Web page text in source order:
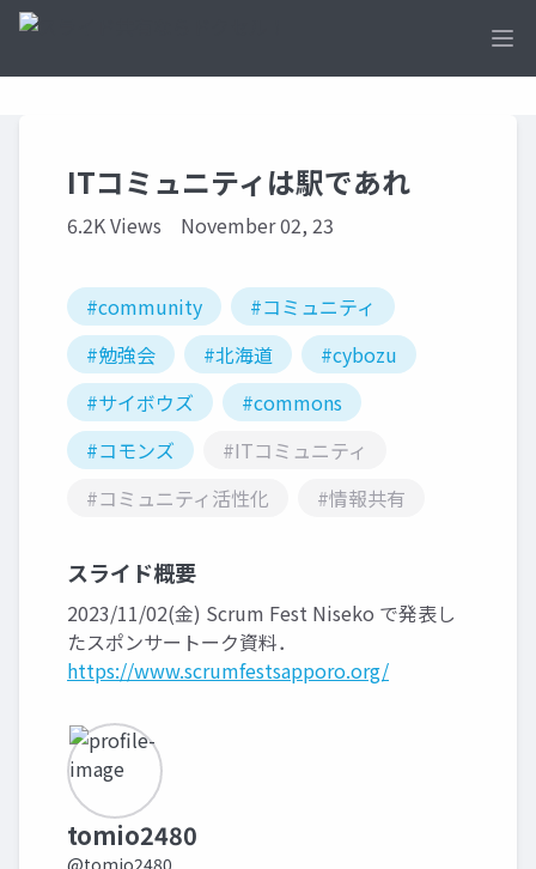
ITコミュニティは駅であれ
6.2K Views November 02, 23
#community
#コミュニティ
#勉強会
#北海道
#cybozu
#サイボウズ
#commons
#コモンズ
#ITコミュニティ
#コミュニティ活性化
#情報共有
スライド概要
2023/11/02(金) Scrum Fest Niseko で発表し
たスポンサートーク資料．
https://www.scrumfestsapporo.org/
tomio2480
@tomio2480